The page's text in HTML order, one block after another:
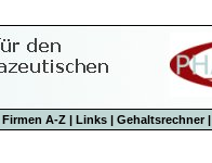
Firmen A-Z| Links| Gehaltsrechner|